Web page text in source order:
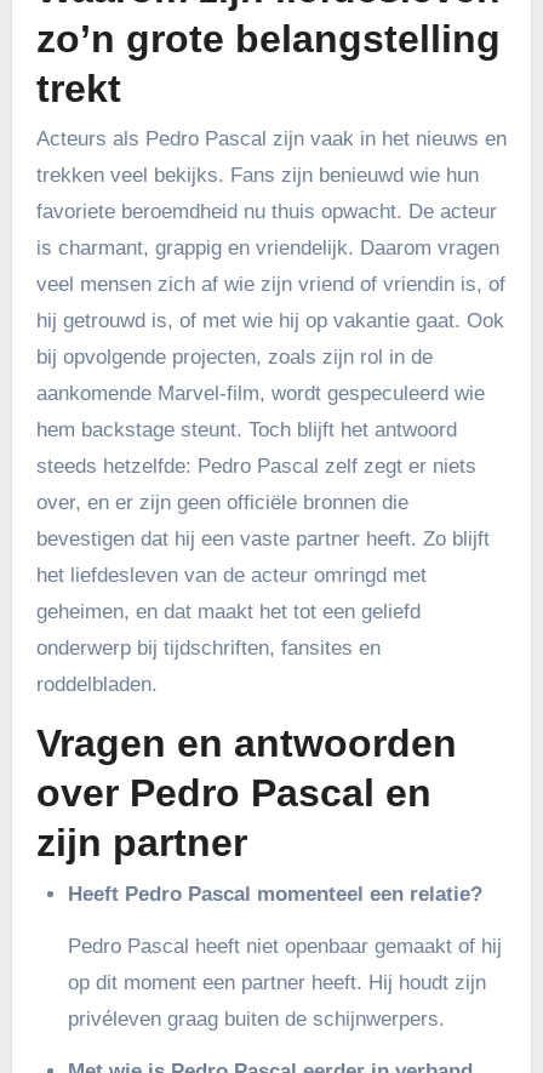
zo’n grote belangstelling
trekt
Acteurs als Pedro Pascal zijn vaak in het nieuws en
trekken veel bekijks. Fans zijn benieuwd wie hun
favoriete beroemdheid nu thuis opwacht. De acteur
is charmant, grappig en vriendelijk. Daarom vragen
veel mensen zich af wie zijn vriend of vriendin is, of
hij getrouwd is, of met wie hij op vakantie gaat. Ook
bij opvolgende projecten, zoals zijn rol in de
aankomende Marvel-film, wordt gespeculeerd wie
hem backstage steunt. Toch blijft het antwoord
steeds hetzelfde: Pedro Pascal zelf zegt er niets
over, en er zijn geen officiële bronnen die
bevestigen dat hij een vaste partner heeft. Zo blijft
het liefdesleven van de acteur omringd met
geheimen, en dat maakt het tot een geliefd
onderwerp bij tijdschriften, fansites en
roddelbladen.
Vragen en antwoorden
over Pedro Pascal en
zijn partner
Heeft Pedro Pascal momenteel een relatie?
Pedro Pascal heeft niet openbaar gemaakt of hij
op dit moment een partner heeft. Hij houdt zijn
privéleven graag buiten de schijnwerpers.